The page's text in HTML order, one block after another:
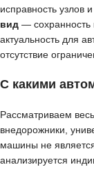
исправность узлов
вид — сохранность
актуальность для
отсутствие
С какими
Рассматриваем
внедорожники,
машины не
анализируется